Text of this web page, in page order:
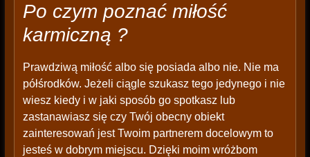
Po czym poznać miłość
karmiczną ?
Prawdziwą miłość albo się posiada albo nie. Nie ma
półśrodków. Jeżeli ciągle szukasz tego jedynego i nie
wiesz kiedy i w jaki sposób go spotkasz lub
zastanawiasz się czy Twój obecny obiekt
zainteresowań jest Twoim partnerem docelowym to
jesteś w dobrym miejscu. Dzięki moim wróżbom